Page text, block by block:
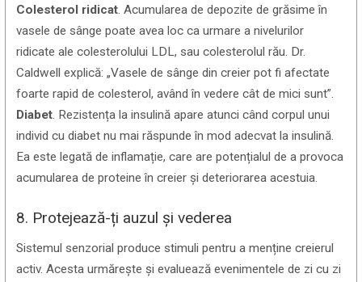
Colesterol ridicat. Acumularea de depozite de grăsime în
vasele de sânge poate avea loc ca urmare a nivelurilor
ridicate ale colesterolului LDL, sau colesterolul rău. Dr.
Caldwell explică: „Vasele de sânge din creier pot fi afectate
foarte rapid de colesterol, având în vedere cât de mici sunt”.
Diabet. Rezistența la insulină apare atunci când corpul unui
individ cu diabet nu mai răspunde în mod adecvat la insulină.
Ea este legată de inflamație, care are potențialul de a provoca
acumularea de proteine în creier și deteriorarea acestuia.
8. Protejează-ți auzul și vederea
Sistemul senzorial produce stimuli pentru a menține creierul
activ. Acesta urmărește și evaluează evenimentele de zi cu zi